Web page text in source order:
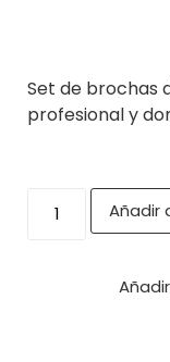
Set de brochas
profesional y
Añadir